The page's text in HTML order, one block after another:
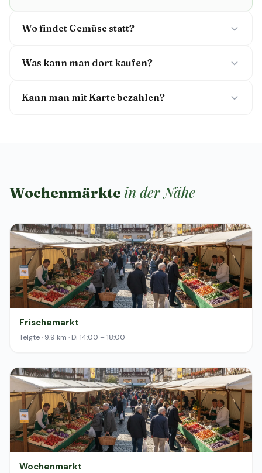
Wo findet Gemüse statt?
Was kann man dort kaufen?
Kann man mit Karte bezahlen?
Wochenmärkte in der Nähe
Frischemarkt
Telgte · 9.9 km · Di 14:00 – 18:00
Wochenmarkt